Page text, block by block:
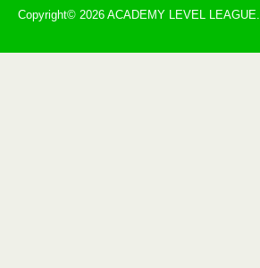
Copyright© 2026 ACADEMY LEVEL LEAGUE.